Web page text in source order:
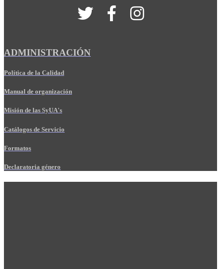
ADMINISTRACIÓN
Política de la Calidad
Manual de organización
Misión de las SyUA's
Catálogos de Servicio
Formatos
Declaratoria género